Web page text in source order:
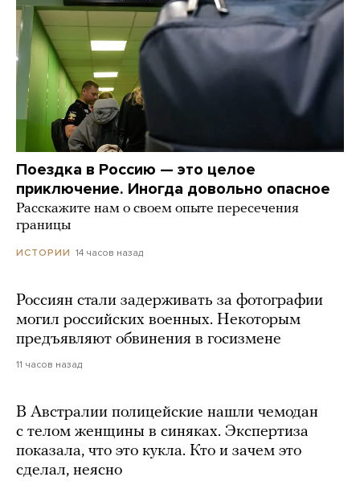
Поездка в Россию — это целое
приключение. Иногда довольно опасное
Расскажите нам о своем опыте пересечения
границы
ИСТОРИИ 14 часов назад
Россиян стали задерживать за фотографии
могил российских военных. Некоторым
предъявляют обвинения в госизмене
11 часов назад
В Австралии полицейские нашли чемодан
с телом женщины в синяках. Экспертиза
показала, что это кукла. Кто и зачем это
сделал, неясно